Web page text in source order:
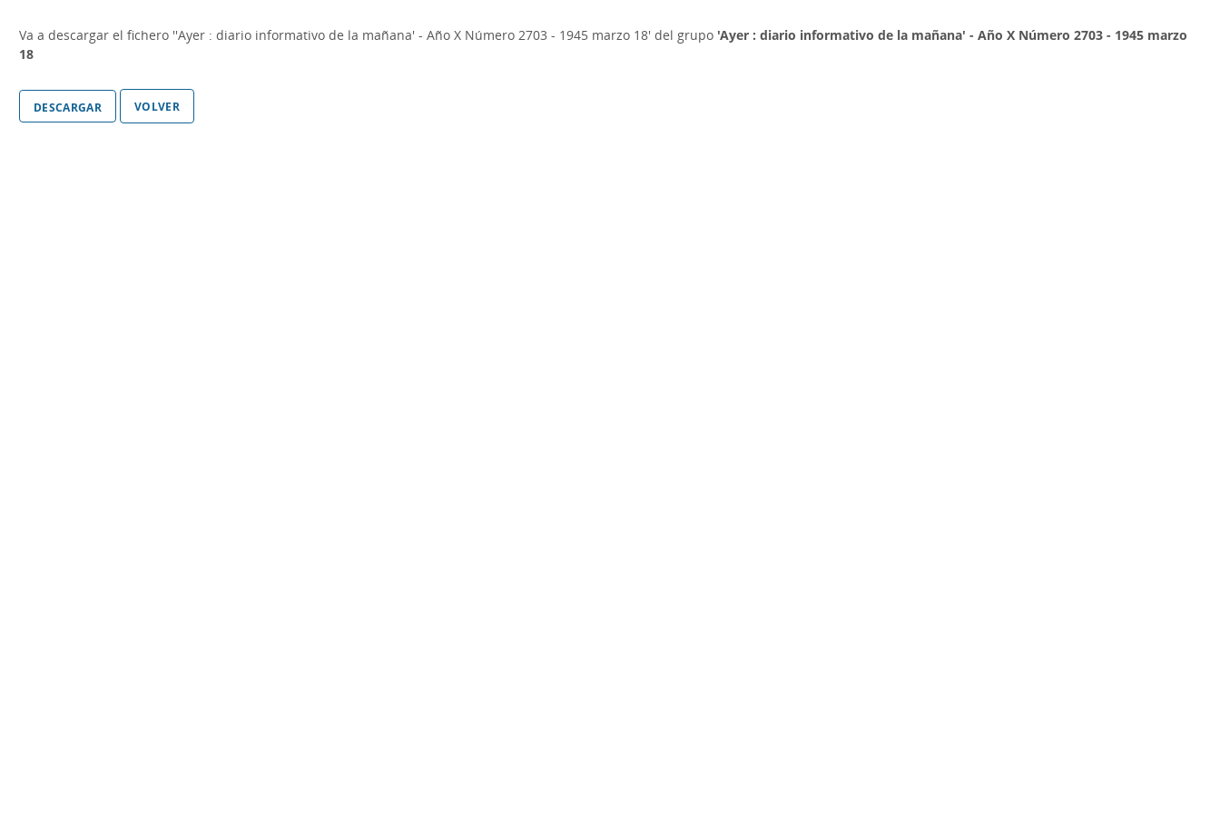
Va a descargar el fichero ''Ayer : diario informativo de la mañana' - Año X Número 2703 - 1945 marzo 18' del grupo 'Ayer : diario informativo de la mañana' - Año X Número 2703 - 1945 marzo
18
volver